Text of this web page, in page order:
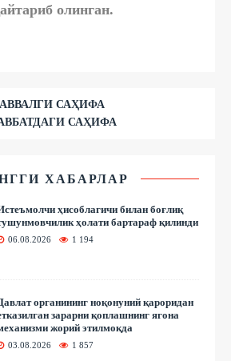
олинган.
АВВАЛГИ САҲИФА
САҲИФА
ХАБАРЛАР
ҳисоблагичи билан боғлиқ
ҳолати бартараф қилинди
06.08.2026 1 194
органининг ноқонуний қароридан
зарарни қоплашнинг ягона
жорий этилмоқда
03.08.2026 1 857